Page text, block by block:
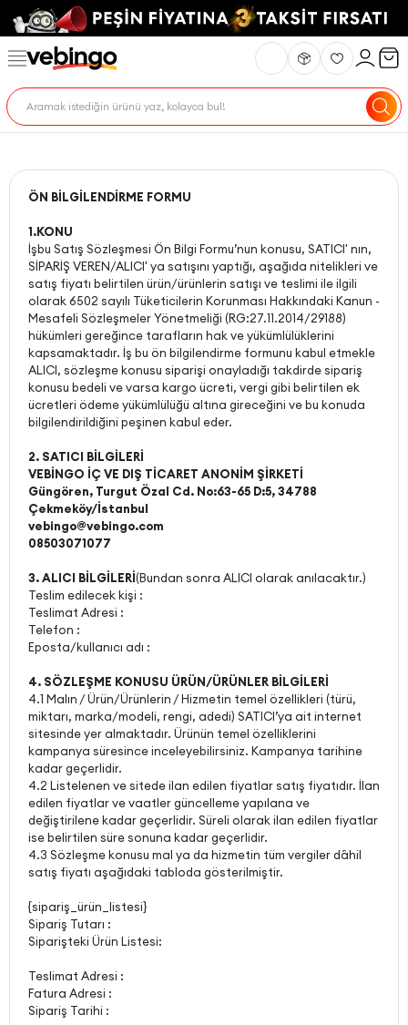
ÖN BİLGİLENDİRME FORMU
1.KONU
İşbu Satış Sözleşmesi Ön Bilgi Formu’nun konusu, SATICI' nın,
SİPARİŞ VEREN/ALICI' ya satışını yaptığı, aşağıda nitelikleri ve
satış fiyatı belirtilen ürün/ürünlerin satışı ve teslimi ile ilgili
olarak 6502 sayılı Tüketicilerin Korunması Hakkındaki Kanun -
Mesafeli Sözleşmeler Yönetmeliği (RG:27.11.2014/29188)
hükümleri gereğince tarafların hak ve yükümlülüklerini
kapsamaktadır. İş bu ön bilgilendirme formunu kabul etmekle
ALICI, sözleşme konusu siparişi onayladığı takdirde sipariş
konusu bedeli ve varsa kargo ücreti, vergi gibi belirtilen ek
ücretleri ödeme yükümlülüğü altına gireceğini ve bu konuda
bilgilendirildiğini peşinen kabul eder.
2. SATICI BİLGİLERİ
VEBİNGO İÇ VE DIŞ TİCARET ANONİM ŞİRKETİ
Güngören, Turgut Özal Cd. No:63-65 D:5, 34788
Çekmeköy/İstanbul
vebingo@vebingo.com
08503071077
3. ALICI BİLGİLERİ(Bundan sonra ALICI olarak anılacaktır.)
Teslim edilecek kişi :
Teslimat Adresi :
Telefon :
Eposta/kullanıcı adı :
4. SÖZLEŞME KONUSU ÜRÜN/ÜRÜNLER BİLGİLERİ
4.1 Malın / Ürün/Ürünlerin / Hizmetin temel özellikleri (türü,
miktarı, marka/modeli, rengi, adedi) SATICI’ya ait internet
sitesinde yer almaktadır. Ürünün temel özelliklerini
kampanya süresince inceleyebilirsiniz. Kampanya tarihine
kadar geçerlidir.
4.2 Listelenen ve sitede ilan edilen fiyatlar satış fiyatıdır. İlan
edilen fiyatlar ve vaatler güncelleme yapılana ve
değiştirilene kadar geçerlidir. Süreli olarak ilan edilen fiyatlar
ise belirtilen süre sonuna kadar geçerlidir.
4.3 Sözleşme konusu mal ya da hizmetin tüm vergiler dâhil
satış fiyatı aşağıdaki tabloda gösterilmiştir.
{sipariş_ürün_listesi}
Sipariş Tutarı :
Siparişteki Ürün Listesi:
Teslimat Adresi :
Fatura Adresi :
Sipariş Tarihi :